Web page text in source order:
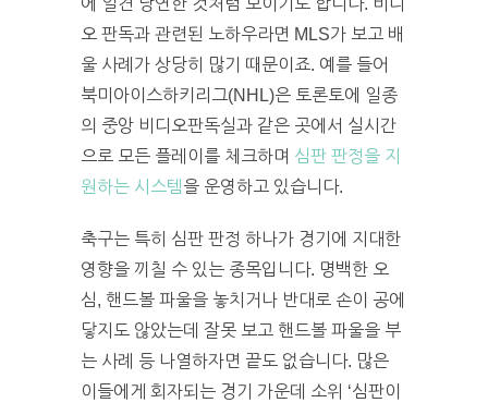
오 판독과 관련된 노하우라면 MLS가 보고 배
울 사례가 상당히 많기 때문이죠. 예를 들어
북미아이스하키리그(NHL)은 토론토에 일종
의 중앙 비디오판독실과 같은 곳에서 실시간
으로 모든 플레이를 체크하며 심판 판정을 지
원하는 시스템을 운영하고 있습니다.
축구는 특히 심판 판정 하나가 경기에 지대한
영향을 끼칠 수 있는 종목입니다. 명백한 오
심, 핸드볼 파울을 놓치거나 반대로 손이 공에
닿지도 않았는데 잘못 보고 핸드볼 파울을 부
는 사례 등 나열하자면 끝도 없습니다. 많은
이들에게 회자되는 경기 가운데 소위 ‘심판이